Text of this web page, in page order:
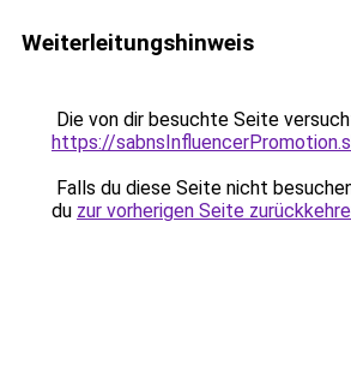
Weiterleitungshinweis
Die von dir besuchte Seite
https://
Falls du diese Seite nicht
du zur vorherigen Seite